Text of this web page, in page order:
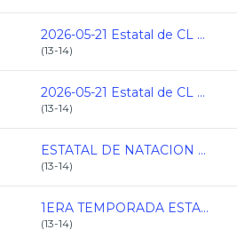
2026-05-21 Estatal de CL Clasificados
(13-14)
2026-05-21 Estatal de CL Clasificados
(13-14)
ESTATAL DE NATACION COAHUILA C.L. 2026
(13-14)
1ERA TEMPORADA ESTATAL LIGA DORADA CL 2026
(13-14)